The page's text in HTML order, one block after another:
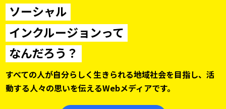
ソーシャル
インクルージョンって
なんだろう？
すべての人が自分らしく生きられる地域社会を目指し、活
動する人々の思いを伝えるWebメディアです。